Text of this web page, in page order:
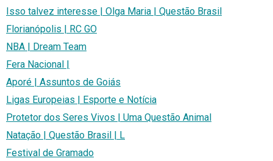
Isso talvez interesse | Olga Maria | Questão Brasil
Florianópolis | RC GO
NBA | Dream Team
Fera Nacional |
Aporé | Assuntos de Goiás
Ligas Europeias | Esporte e Notícia
Protetor dos Seres Vivos | Uma Questão Animal
Natação | Questão Brasil | L
Festival de Gramado